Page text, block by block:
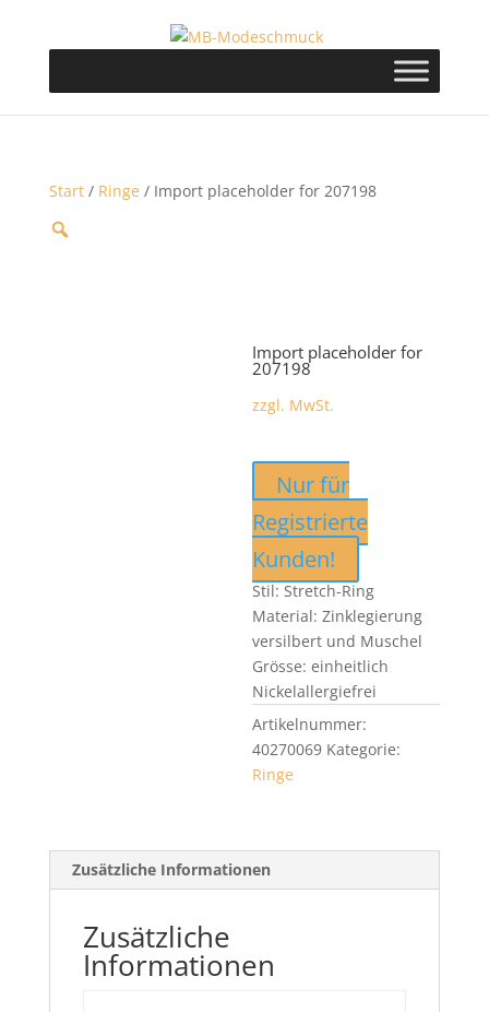
Start/ Ringe / Import placeholder for 207198
Import placeholder for
207198
zzgl. MwSt.
Nur für
Registrierte
Kunden!
Stil: Stretch-Ring
Material: Zinklegierung
versilbert und Muschel
Grösse: einheitlich
Nickelallergiefrei
Artikelnummer:
40270069 Kategorie:
Ringe
Zusätzliche Informationen
Zusätzliche
Informationen